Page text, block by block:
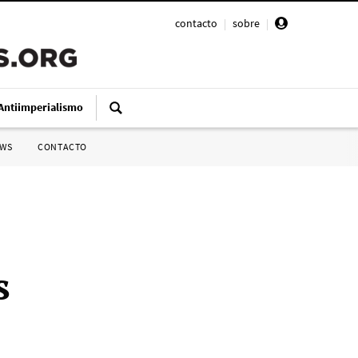
contacto | sobre |
CONTACTO